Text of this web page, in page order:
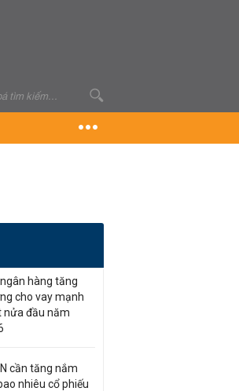
hàng tăng
cho vay mạnh
nửa đầu năm
cần tăng nắm
nhiêu cổ phiếu